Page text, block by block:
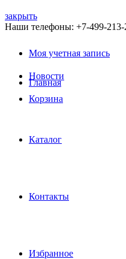
закрыть
Наши телефоны: +7-499-213-
Моя учетная запись
Новости
Корзина
Главная
Каталог
Контакты
Избранное